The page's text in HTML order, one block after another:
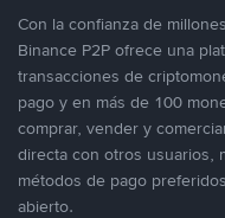
Con la confianza de
Binance P2P ofrece una
transacciones de
pago y en más de 100
comprar, vender y
directa con otros usuarios,
métodos de pago
abierto.